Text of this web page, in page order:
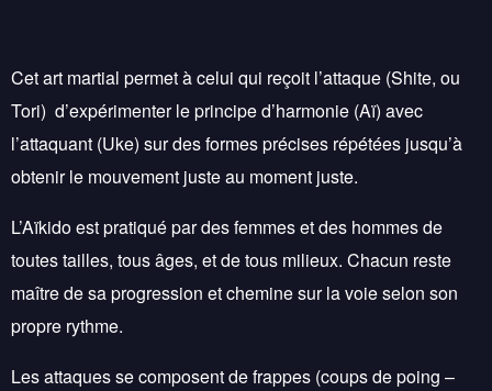
Cet art martial permet à celui qui reçoit l’attaque (Shite, ou
Tori) d’expérimenter le principe d’harmonie (Aï) avec
l’attaquant (Uke) sur des formes précises répétées jusqu’à
obtenir le mouvement juste au moment juste.
L’Aïkido est pratiqué par des femmes et des hommes de
toutes tailles, tous âges, et de tous milieux. Chacun reste
maître de sa progression et chemine sur la voie selon son
propre rythme.
Les attaques se composent de frappes (coups de poing –